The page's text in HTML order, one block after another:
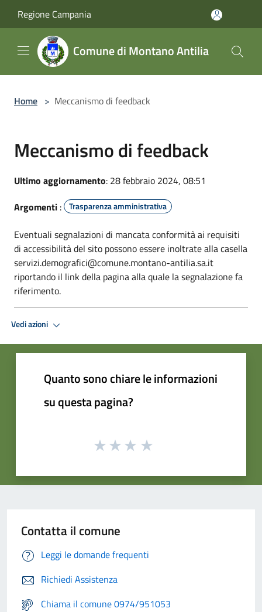
Regione Campania
Comune di Montano Antilia
Home > Meccanismo di feedback
Meccanismo di feedback
Ultimo aggiornamento: 28 febbraio 2024, 08:51
Argomenti : Trasparenza amministrativa
Eventuali segnalazioni di mancata conformità ai requisiti
di accessibilità del sito possono essere inoltrate alla casella
servizi.demografici@comune.montano-antilia.sa.it
riportando il link della pagina alla quale la segnalazione fa
riferimento.
Vedi azioni
Quanto sono chiare le informazioni
su questa pagina?
Contatta il comune
Leggi le domande frequenti
Richiedi Assistenza
Chiama il comune 0974/951053